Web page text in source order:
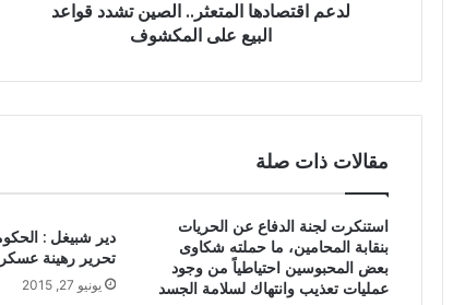
لدعم اقتصادها المتعثر.. الصين تشدد قواعد
البيع على المكشوف
مقالات ذات صلة
استنكرت لجنة الدفاع عن الحريات
بنقابة المحامين، ما حملته شكاوى
بعض المحبوسين احتياطياً من وجود
عمليات تعذيب وانتهاك لسلامة الجسد
دير شبيغل :
تحرير رهينة
يونيو 27, 2015